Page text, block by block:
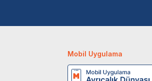
Mobil Uygulama